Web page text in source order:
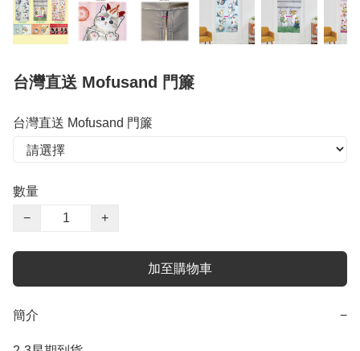
台灣直送 Mofusand 門簾
台灣直送 Mofusand 門簾
數量
−
+
加至購物車
簡介 −